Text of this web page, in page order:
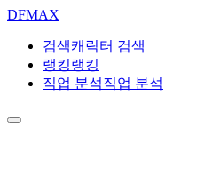
DFMAX
검색캐릭터 검색
랭킹랭킹
직업 분석직업 분석